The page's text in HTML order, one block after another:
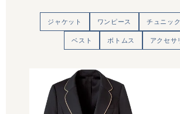
ジャケット ワンピース チュニッ
ベスト ボトムス アクセサ